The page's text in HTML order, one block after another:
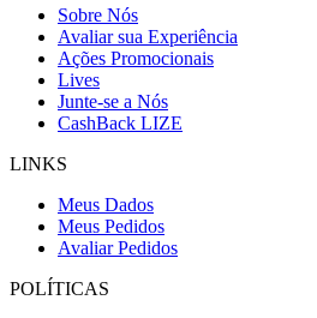
Sobre Nós
Avaliar sua Experiência
Ações Promocionais
Lives
Junte-se a Nós
CashBack LIZE
LINKS
Meus Dados
Meus Pedidos
Avaliar Pedidos
POLÍTICAS